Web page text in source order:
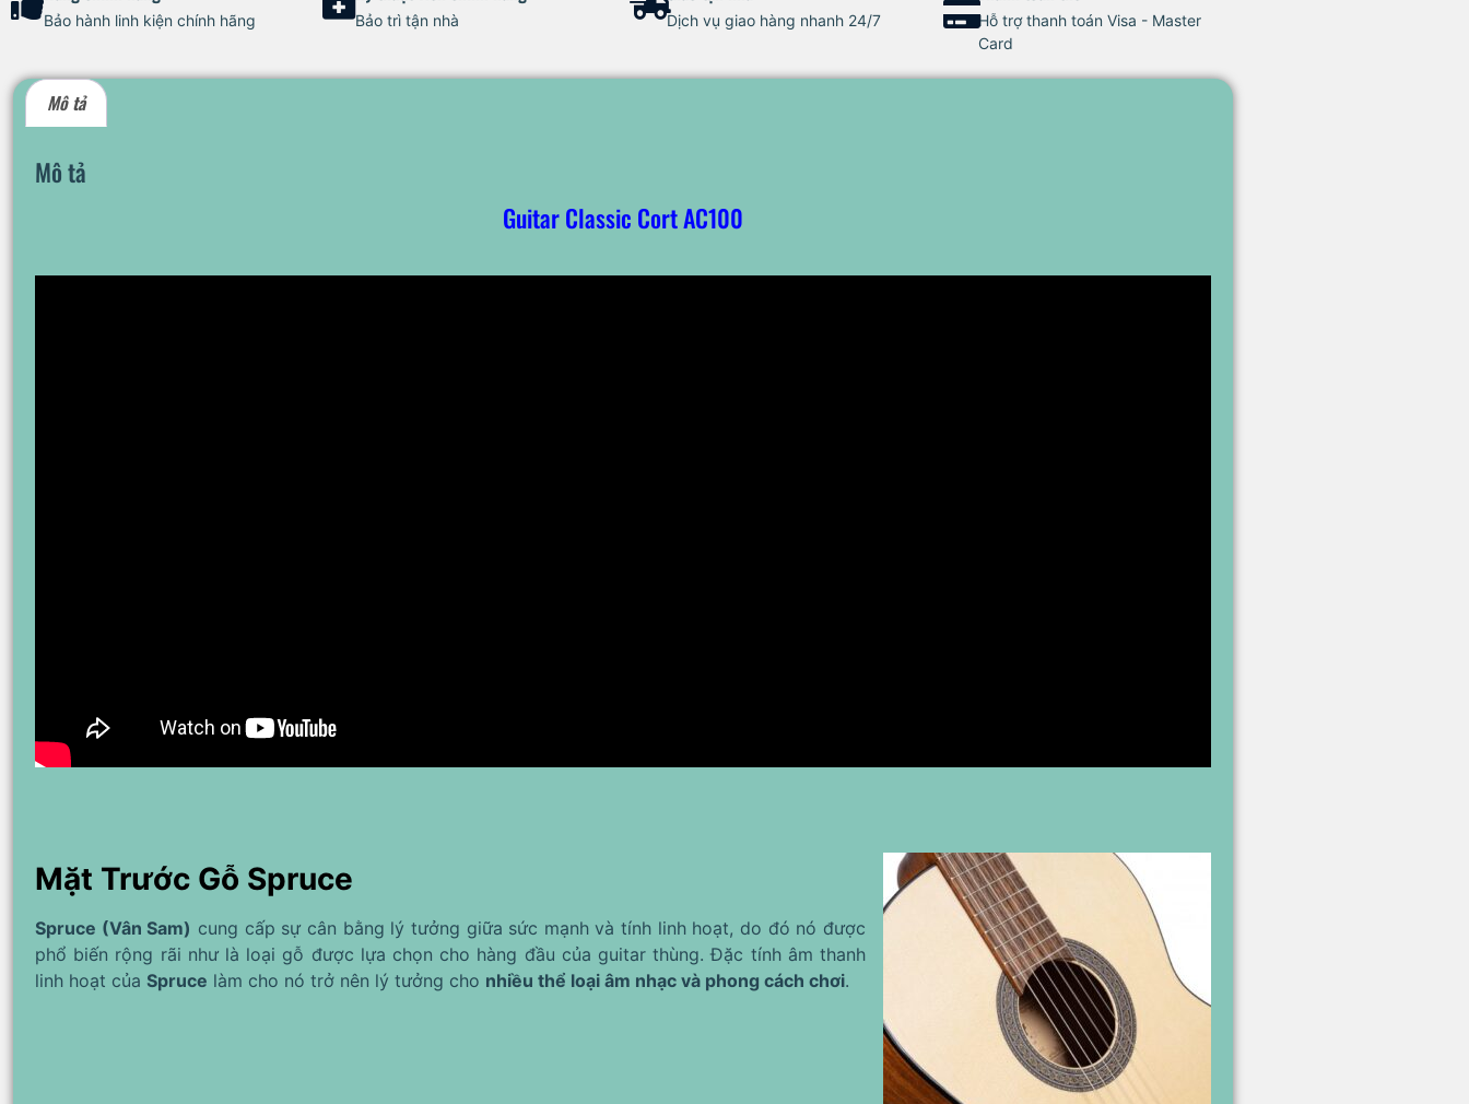
Bảo hành linh kiện chính hãng Bảo trì tận nhà Dịch vụ giao hàng nhanh 24/7
Hỗ trợ thanh toán Visa - Master
Card
Mô tả
Mô tả
Guitar Classic Cort AC100
Mặt Trước Gỗ Spruce
Spruce (Vân Sam) cung cấp sự cân bằng lý tưởng giữa sức mạnh và tính linh hoạt, do đó nó được
phổ biến rộng rãi như là loại gỗ được lựa chọn cho hàng đầu của guitar thùng. Đặc tính âm thanh
linh hoạt của Spruce làm cho nó trở nên lý tưởng cho nhiều thể loại âm nhạc và phong cách chơi.